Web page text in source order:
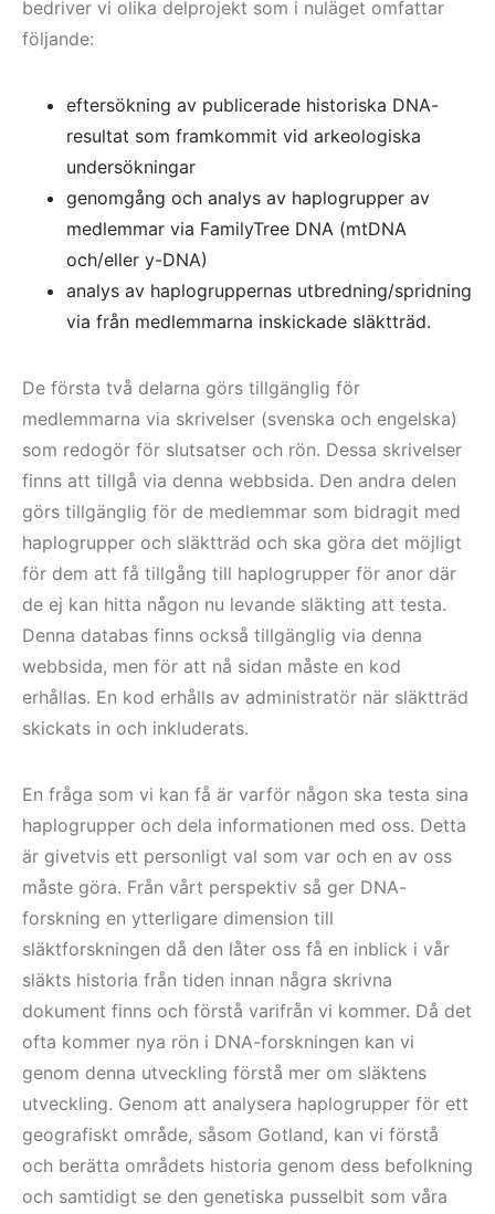
bedriver vi olika delprojekt som i nuläget omfattar
följande:
eftersökning av publicerade historiska DNA-
resultat som framkommit vid arkeologiska
undersökningar
genomgång och analys av haplogrupper av
medlemmar via FamilyTree DNA (mtDNA
och/eller y-DNA)
analys av haplogruppernas utbredning/spridning
via från medlemmarna inskickade släktträd.
De första två delarna görs tillgänglig för
medlemmarna via skrivelser (svenska och engelska)
som redogör för slutsatser och rön. Dessa skrivelser
finns att tillgå via denna webbsida. Den andra delen
görs tillgänglig för de medlemmar som bidragit med
haplogrupper och släktträd och ska göra det möjligt
för dem att få tillgång till haplogrupper för anor där
de ej kan hitta någon nu levande släkting att testa.
Denna databas finns också tillgänglig via denna
webbsida, men för att nå sidan måste en kod
erhållas. En kod erhålls av administratör när släktträd
skickats in och inkluderats.
En fråga som vi kan få är varför någon ska testa sina
haplogrupper och dela informationen med oss. Detta
är givetvis ett personligt val som var och en av oss
måste göra. Från vårt perspektiv så ger DNA-
forskning en ytterligare dimension till
släktforskningen då den låter oss få en inblick i vår
släkts historia från tiden innan några skrivna
dokument finns och förstå varifrån vi kommer. Då det
ofta kommer nya rön i DNA-forskningen kan vi
genom denna utveckling förstå mer om släktens
utveckling. Genom att analysera haplogrupper för ett
geografiskt område, såsom Gotland, kan vi förstå
och berätta områdets historia genom dess befolkning
och samtidigt se den genetiska pusselbit som våra